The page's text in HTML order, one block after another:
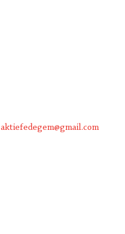
aktiefedegem@gmail.com